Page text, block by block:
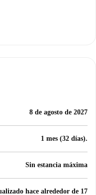
8 de agosto de 2027
1 mes (32 días).
Sin estancia máxima
hace alrededor de 17